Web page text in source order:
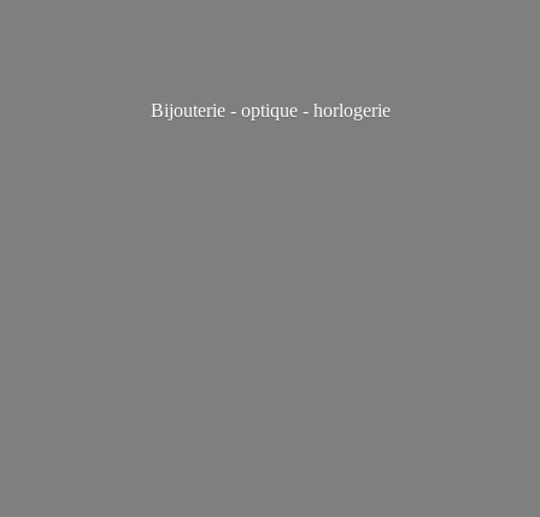
Bijouterie - optique - horlogerie